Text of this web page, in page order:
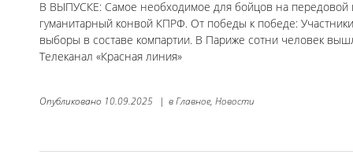
В ВЫПУСКЕ: Самое необходимое для бойцов на передовой
гуманитарный конвой КПРФ. От победы к победе:
выборы в составе компартии. В Париже сотни человек
Телеканал «Красная линия»
Опубликовано 10.09.2025 | вГлавное, Новости